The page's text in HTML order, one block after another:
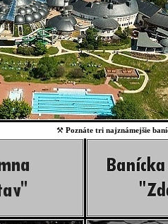
⚒ Poznáte tri najznámejšie